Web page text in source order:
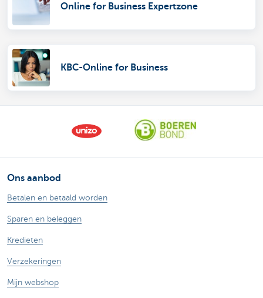
Online for Business Expertzone
KBC-Online for Business
Ons aanbod
Betalen en betaald worden
Sparen en beleggen
Kredieten
Verzekeringen
Mijn webshop